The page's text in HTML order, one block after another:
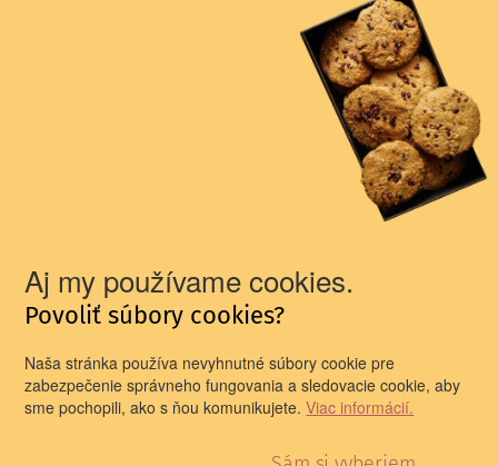
Aj my používame cookies.
Povoliť súbory cookies?
Naša stránka používa nevyhnutné súbory cookie pre
zabezpečenie správneho fungovania a sledovacie cookie, aby
sme pochopili, ako s ňou komunikujete.Viac informácií.
Zlatá kolekcia
slovenského
profesionálneho
divadla
Divadelné prechádzky
Prítomnosť divadelnej
divadelníčky!
Prinášame vám newsletter, ktorého obsah sa orientuje na
informovanie o divadelnom dianí na Slovensku i v
E-mail